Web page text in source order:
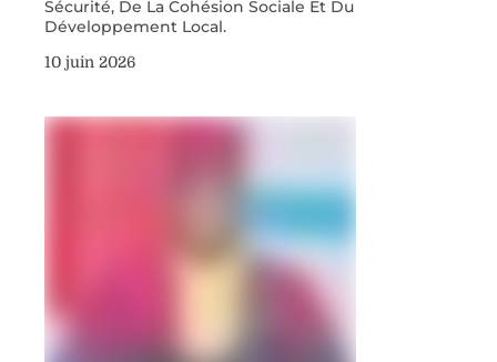
Sécurité, De La Cohésion Sociale Et Du
Développement Local.
10 juin 2026